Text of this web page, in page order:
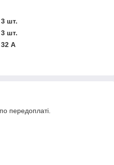
3 шт.
3 шт.
32 А
передоплаті.